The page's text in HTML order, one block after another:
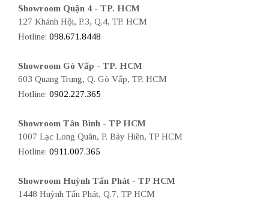
Showroom Quận 4 - TP. HCM
127 Khánh Hội, P.3, Q.4, TP. HCM
Hotline: 098.671.8448
Showroom Gò Vấp - TP. HCM
603 Quang Trung, Q. Gò Vấp, TP. HCM
Hotline: 0902.227.365
Showroom Tân Bình - TP HCM
1007 Lạc Long Quân, P. Bảy Hiền, TP HCM
Hotline: 0911.007.365
Showroom Huỳnh Tấn Phát - TP HCM
1448 Huỳnh Tấn Phát, Q.7, TP HCM